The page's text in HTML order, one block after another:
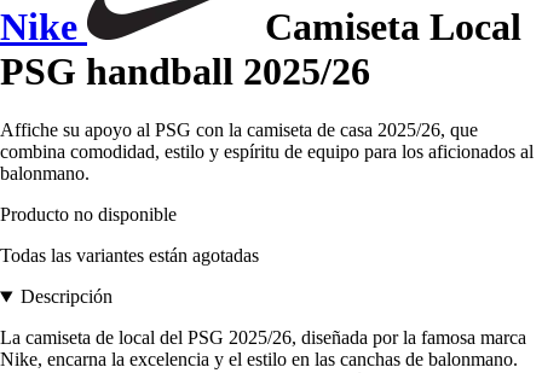
Nike
Camiseta Local
PSG handball 2025/26
Affiche su apoyo al PSG con la camiseta de casa 2025/26, que
combina comodidad, estilo y espíritu de equipo para los aficionados al
balonmano.
Producto no disponible
Todas las variantes están agotadas
Descripción
La camiseta de local del PSG 2025/26, diseñada por la famosa marca
Nike, encarna la excelencia y el estilo en las canchas de balonmano.